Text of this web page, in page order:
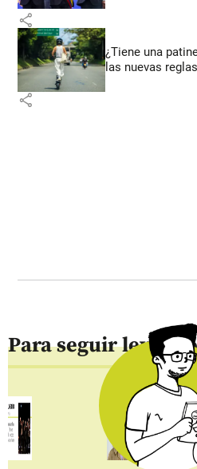
share
¿Tiene una
las nuevas
share
Para seguir